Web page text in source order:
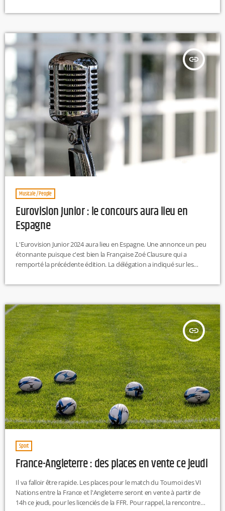
d'une dizaine de tenniswomen classées parmi les 200 meilleures au
132e mondiale. L'anglaise partagera l'affiche […]
insert_link
Musicale / People
Eurovision Junior : le concours aura lieu en
Espagne
L'Eurovision Junior 2024 aura lieu en Espagne. Une annonce un peu
étonnante puisque c'est bien la Française Zoé Clausure qui a
remporté la précédente édition. La délégation a indiqué sur les
organise la prochaine édition de l'Eurovision Junior! Viva España". La
déjà organisé l'événement trois fois en 4 ans.Reste maintenant […]
insert_link
Sport
France-Angleterre : des places en vente ce jeudi
Il va falloir être rapide. Les places pour le match du Tournoi des VI
Nations entre la France et l'Angleterre seront en vente à partir de
14h ce jeudi, pour les licenciés de la FFR. Pour rappel, la rencontre